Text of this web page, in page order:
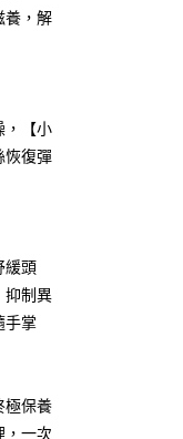
，請聯
AFTEE
養，解
，【小
恢復彈
緩頭
抑制異
手掌
極保養
，一次